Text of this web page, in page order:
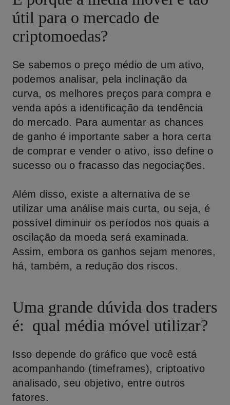
útil para o mercado de
criptomoedas?
Se sabemos o preço médio de um ativo,
podemos analisar, pela inclinação da
curva, os melhores preços para compra e
venda após a identificação da tendência
do mercado. Para aumentar as chances
de ganho é importante saber a hora certa
de comprar e vender o ativo, isso define o
sucesso ou o fracasso das negociações.
Além disso, existe a alternativa de se
utilizar uma análise mais curta, ou seja, é
possível diminuir os períodos nos quais a
oscilação da moeda será examinada.
Assim, embora os ganhos sejam menores,
há, também, a redução dos riscos.
Uma grande dúvida dos traders
é: qual média móvel utilizar?
Isso depende do gráfico que você está
acompanhando (timeframes), criptoativo
analisado, seu objetivo, entre outros
fatores.